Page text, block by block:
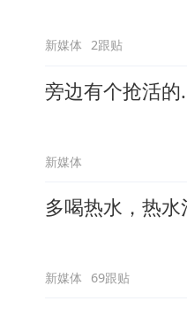
新媒体 2跟贴
旁边有个抢活
新媒体
多喝热水，热水
新媒体 69跟贴